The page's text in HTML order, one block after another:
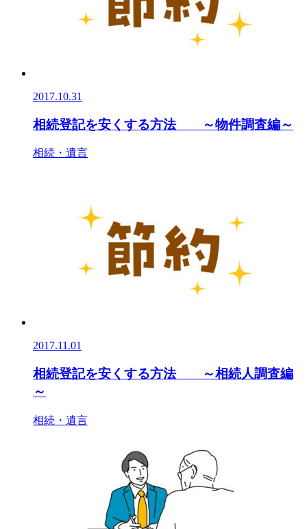
2017.10.31
相続登記を安くする方法 ～物件調査編～
相続・遺言
2017.11.01
相続登記を安くする方法 ～相続人調査編
～
相続・遺言